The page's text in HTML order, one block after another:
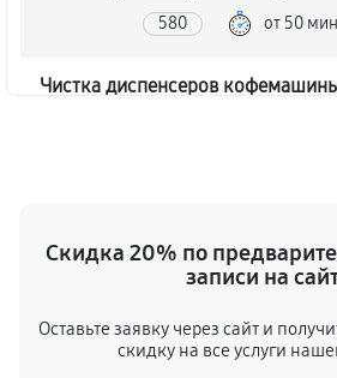
580 от 50 мин
Чистка диспенсеров
Ремонт бойлера кофемашины
Скидка 20% по
записи на
Оставьте заявку через сайт и
скидку на все услуги